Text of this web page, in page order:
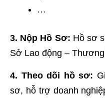
…
3. Nộp Hồ Sơ: Hồ sơ
Sở Lao động –
4. Theo dõi hồ sơ:
sơ, hỗ trợ doanh